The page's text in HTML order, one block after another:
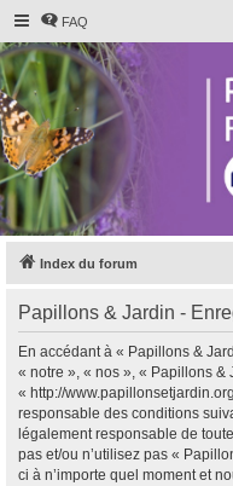
FAQ
Index du forum
Papillons & Jardin -
En accédant à « Papillons &
« notre », « nos », « Papillons &
« http://
responsable des conditions
légalement responsable de
pas et/ou n’utilisez pas «
ci à n’importe quel moment et